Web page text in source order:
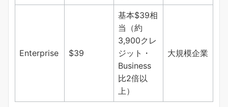
Enterprise $39
基本$39相
当（約
3,900クレ
ジット・
Business
比2倍以
上）
大規模企業